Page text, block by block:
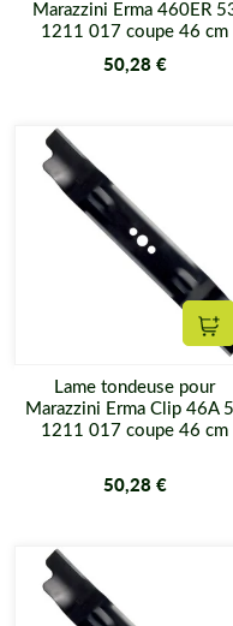
Marazzini Erma 460ER
1211 017 coupe 46 cm
50,28 €
Lame tondeuse pour
Marazzini Erma Clip 46A
1211 017 coupe 46 cm
50,28 €